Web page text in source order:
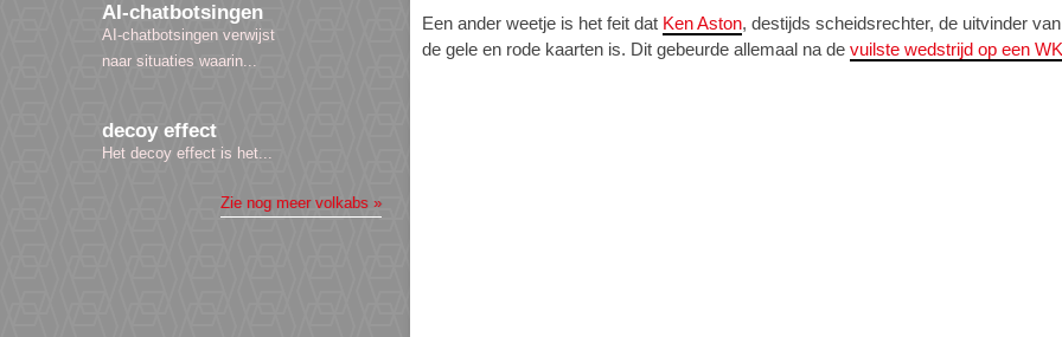
AI-chatbotsingen
AI-chatbotsingen verwijst
naar situaties waarin...
decoy effect
Het decoy effect is het...
Zie nog meer volkabs »
Een ander weetje is het feit dat Ken Aston, destijds scheidsrechter, de uitvinder van
de gele en rode kaarten is. Dit gebeurde allemaal na de vuilste wedstrijd op een WK